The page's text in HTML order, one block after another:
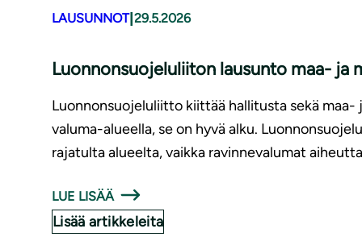
LAUSUNNOT| 29.5.2026
Luonnonsuojeluliiton lausunto maa- ja
Luonnonsuojeluliitto kiittää hallitusta sekä
valuma-alueella, se on hyvä alku.
rajatulta alueelta, vaikka ravinnevalumat
LUE LISÄÄ
Lisää artikkeleita